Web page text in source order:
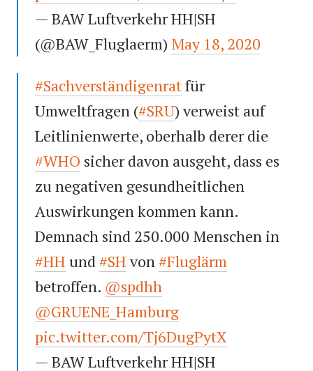
— BAW Luftverkehr HH|SH
(@BAW_Fluglaerm) May 18, 2020
#Sachverständigenratfür
Umweltfragen (#SRU) verweist auf
Leitlinienwerte, oberhalb derer die
#WHO sicher davon ausgeht, dass es
zu negativen gesundheitlichen
Auswirkungen kommen kann.
Demnach sind 250.000 Menschen in
#HH und #SHvon #Fluglärm
betroffen. @spdhh
@GRUENE_Hamburg
pic.twitter.com/Tj6DugPytX
— BAW Luftverkehr HH|SH